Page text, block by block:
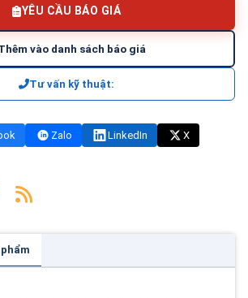
YÊU CẦU BÁO GIÁ
vào danh sách báo giá
Tư vấn kỹ thuật:
Zalo LinkedIn
X